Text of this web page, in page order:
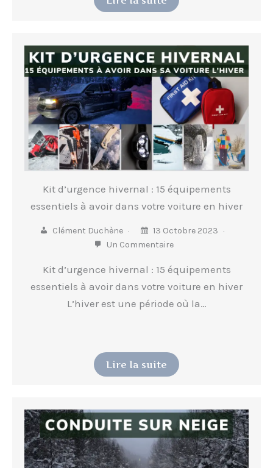
Kit d’urgence hivernal : 15 équipements
essentiels à avoir dans votre voiture en hiver
Clément Duchène
13 Octobre 2023
Un Commentaire
Kit d’urgence hivernal : 15 équipements
essentiels à avoir dans votre voiture en hiver
L’hiver est une période où la…
Lire la suite